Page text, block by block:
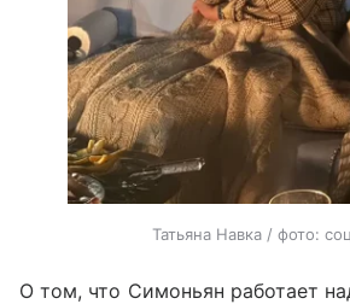
Татьяна Навка / фото:
О том, что Симоньян работает